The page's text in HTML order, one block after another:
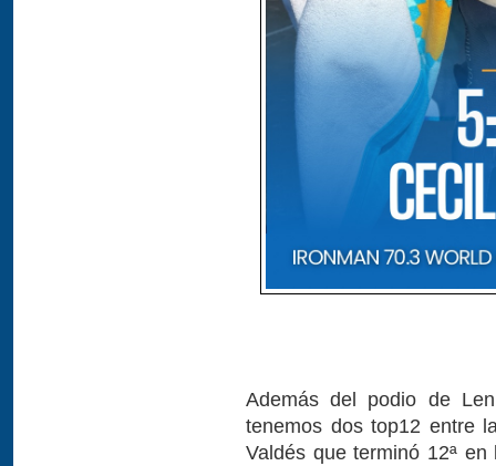
Además del podio de
tenemos dos top12 entre
Valdés que terminó 12ª